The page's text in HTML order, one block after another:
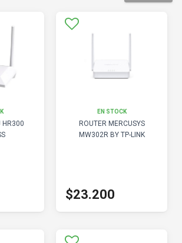
HR300
EN STOCK
ROUTER MERCUSYS
MW302R BY TP-LINK
$23.200